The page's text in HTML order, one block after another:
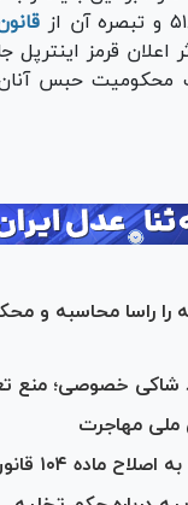
قرمز
محکومیت حبس
را راسا محاسبه و
شاکی خصوصی؛ منع
ملی مهاجرت
مجازات اسلامی